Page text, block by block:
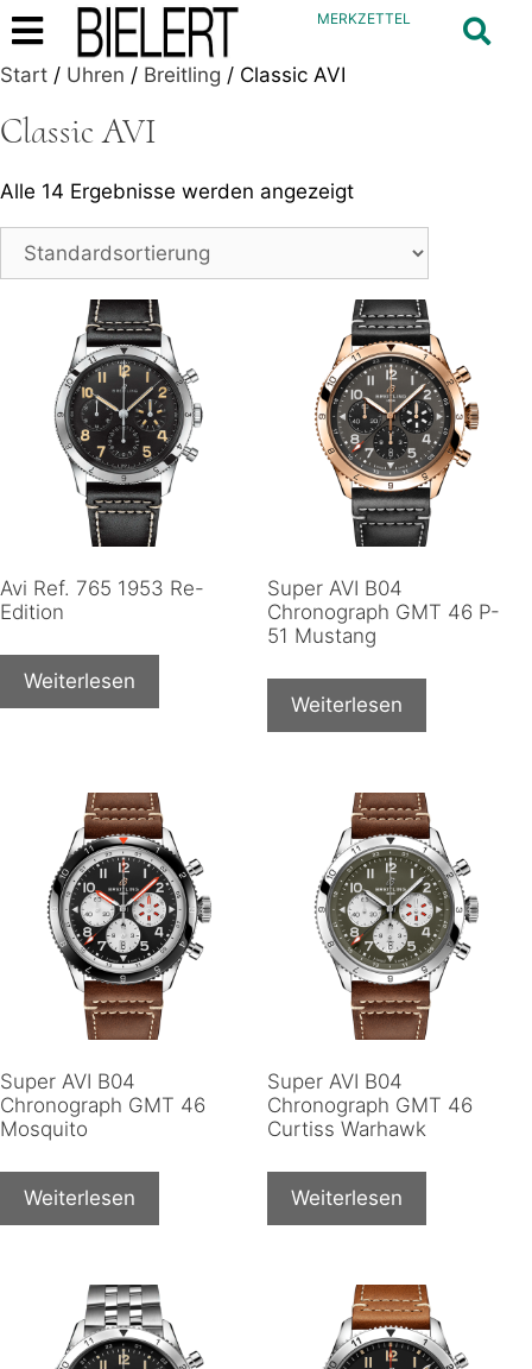
MERKZETTEL
Start / Uhren / Breitling / Classic AVI
Classic AVI
Alle 14 Ergebnisse werden angezeigt
Avi Ref. 765 1953 Re-
Edition
Weiterlesen
Super AVI B04
Chronograph GMT 46 P-
51 Mustang
Weiterlesen
Super AVI B04
Chronograph GMT 46
Mosquito
Weiterlesen
Super AVI B04
Chronograph GMT 46
Curtiss Warhawk
Weiterlesen